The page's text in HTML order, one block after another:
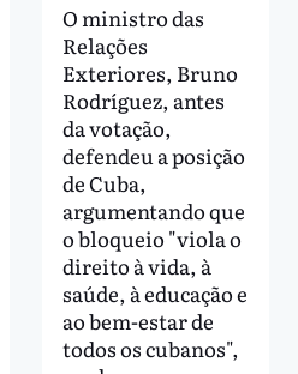
O ministro das
Relações
Exteriores, Bruno
Rodríguez, antes
da votação,
defendeu a posição
de Cuba,
argumentando que
o bloqueio "viola o
direito à vida, à
saúde, à educação e
ao bem-estar de
todos os cubanos",